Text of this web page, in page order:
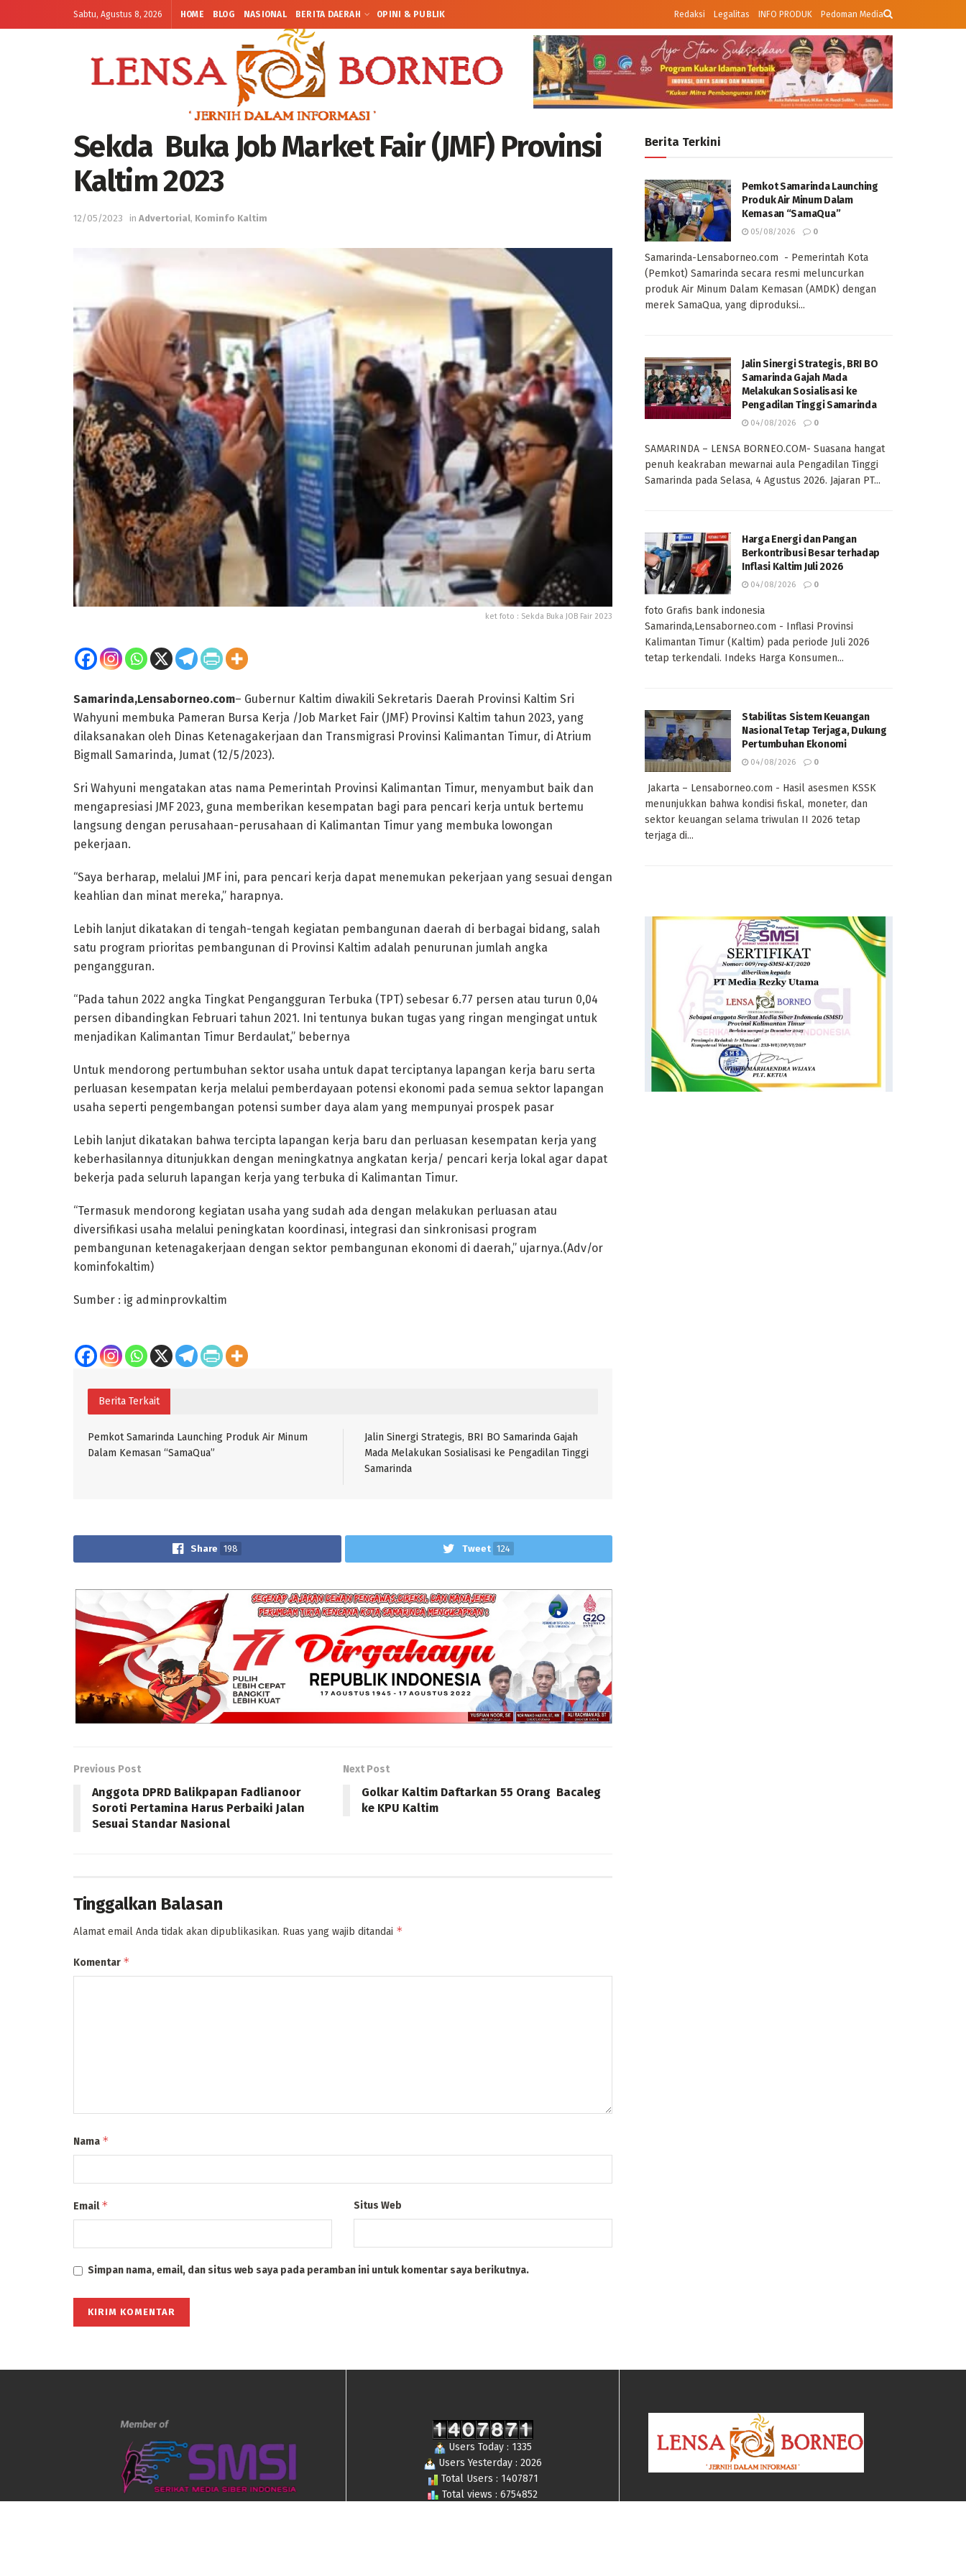
Sabtu, Agustus 8, 2026 HOME BLOG NASIONAL BERITA DAERAH OPINI & PUBLIK Redaksi Legalitas INFO PRODUK Pedoman Media
Sekda Buka Job Market Fair (JMF) Provinsi
Kaltim 2023
12/05/2023 in Advertorial, Kominfo Kaltim
ket foto : Sekda Buka JOB Fair 2023
Samarinda,Lensaborneo.com– Gubernur Kaltim diwakili Sekretaris Daerah Provinsi Kaltim Sri
Wahyuni membuka Pameran Bursa Kerja /Job Market Fair (JMF) Provinsi Kaltim tahun 2023, yang
dilaksanakan oleh Dinas Ketenagakerjaan dan Transmigrasi Provinsi Kalimantan Timur, di Atrium
Bigmall Samarinda, Jumat (12/5/2023).
Sri Wahyuni mengatakan atas nama Pemerintah Provinsi Kalimantan Timur, menyambut baik dan
mengapresiasi JMF 2023, guna memberikan kesempatan bagi para pencari kerja untuk bertemu
langsung dengan perusahaan-perusahaan di Kalimantan Timur yang membuka lowongan
pekerjaan.
“Saya berharap, melalui JMF ini, para pencari kerja dapat menemukan pekerjaan yang sesuai dengan
keahlian dan minat mereka,” harapnya.
Lebih lanjut dikatakan di tengah-tengah kegiatan pembangunan daerah di berbagai bidang, salah
satu program prioritas pembangunan di Provinsi Kaltim adalah penurunan jumlah angka
pengangguran.
“Pada tahun 2022 angka Tingkat Pengangguran Terbuka (TPT) sebesar 6.77 persen atau turun 0,04
persen dibandingkan Februari tahun 2021. Ini tentunya bukan tugas yang ringan mengingat untuk
menjadikan Kalimantan Timur Berdaulat,” bebernya
Untuk mendorong pertumbuhan sektor usaha untuk dapat terciptanya lapangan kerja baru serta
perluasan kesempatan kerja melalui pemberdayaan potensi ekonomi pada semua sektor lapangan
usaha seperti pengembangan potensi sumber daya alam yang mempunyai prospek pasar
Lebih lanjut dikatakan bahwa tercipta lapangan kerja baru dan perluasan kesempatan kerja yang
keberhasilannya ditunjukkan dengan meningkatnya angkatan kerja/ pencari kerja lokal agar dapat
bekerja pada seluruh lapangan kerja yang terbuka di Kalimantan Timur.
“Termasuk mendorong kegiatan usaha yang sudah ada dengan melakukan perluasan atau
diversifikasi usaha melalui peningkatan koordinasi, integrasi dan sinkronisasi program
pembangunan ketenagakerjaan dengan sektor pembangunan ekonomi di daerah,” ujarnya.(Adv/or
kominfokaltim)
Sumber : ig adminprovkaltim
Berita Terkait
Pemkot Samarinda Launching Produk Air Minum
Dalam Kemasan “SamaQua”
Jalin Sinergi Strategis, BRI BO Samarinda Gajah
Mada Melakukan Sosialisasi ke Pengadilan Tinggi
Samarinda
Share 198 Tweet 124
Previous Post
Anggota DPRD Balikpapan Fadlianoor
Soroti Pertamina Harus Perbaiki Jalan
Sesuai Standar Nasional
Next Post
Golkar Kaltim Daftarkan 55 Orang Bacaleg
ke KPU Kaltim
Tinggalkan Balasan
Alamat email Anda tidak akan dipublikasikan. Ruas yang wajib ditandai *
Komentar *
Nama *
Email* Situs Web
Simpan nama, email, dan situs web saya pada peramban ini untuk komentar saya berikutnya.
Berita Terkini
Pemkot Samarinda Launching
Produk Air Minum Dalam
Kemasan “SamaQua”
05/08/2026 0
Samarinda-Lensaborneo.com - Pemerintah Kota
(Pemkot) Samarinda secara resmi meluncurkan
produk Air Minum Dalam Kemasan (AMDK) dengan
merek SamaQua, yang diproduksi...
Jalin Sinergi Strategis, BRI BO
Samarinda Gajah Mada
Melakukan Sosialisasi ke
Pengadilan Tinggi Samarinda
04/08/2026 0
SAMARINDA – LENSA BORNEO.COM- Suasana hangat
penuh keakraban mewarnai aula Pengadilan Tinggi
Samarinda pada Selasa, 4 Agustus 2026. Jajaran PT...
Harga Energi dan Pangan
Berkontribusi Besar terhadap
Inflasi Kaltim Juli 2026
04/08/2026 0
foto Grafis bank indonesia
Samarinda,Lensaborneo.com - Inflasi Provinsi
Kalimantan Timur (Kaltim) pada periode Juli 2026
tetap terkendali. Indeks Harga Konsumen...
Stabilitas Sistem Keuangan
Nasional Tetap Terjaga, Dukung
Pertumbuhan Ekonomi
04/08/2026 0
Jakarta – Lensaborneo.com - Hasil asesmen KSSK
menunjukkan bahwa kondisi fiskal, moneter, dan
sektor keuangan selama triwulan II 2026 tetap
terjaga di...
Users Today : 1335
Users Yesterday : 2026
Total Users : 1407871
Total views : 6754852